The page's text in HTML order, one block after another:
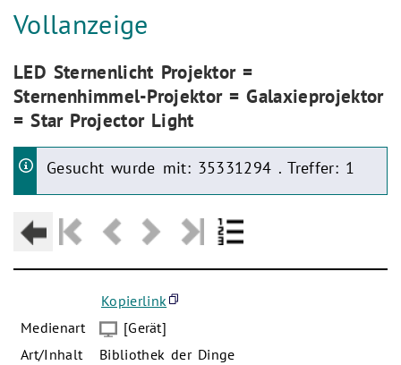
Aktuelle Seite:
Vollanzeige
Aktuelle Seite:
LED Sternenlicht Projektor =
Sternenhimmel-Projektor = Galaxieprojektor
= Star Projector Light
Gesucht wurde mit: 35331294 . Treffer: 1
Kopierlink
Medienart
[Gerät]
Art/Inhalt
Bibliothek der Dinge